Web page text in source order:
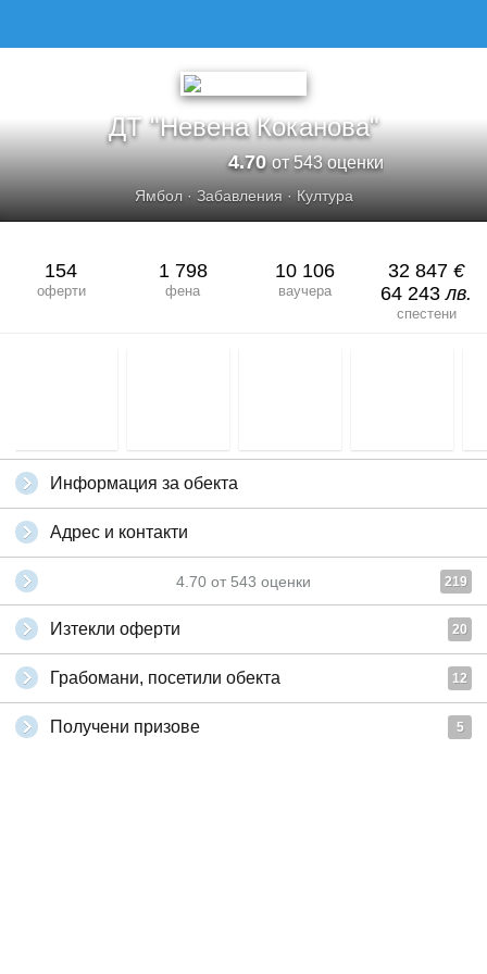
ДТ "Невена Коканова"
4.70от 543 оценки
Ямбол· Забавления· Култура
154
оферти
1 798
фена
10 106
ваучера
32 847 €
64 243лв.
спестени
Информация за обекта
Адрес и контакти
4.70 от 543 оценки 219
Изтекли оферти 20
Грабомани, посетили обекта 12
Получени призове 5